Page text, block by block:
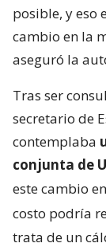
posible, y eso
cambio en la
aseguró la
Tras ser
secretario de
contemplaba
conjunta de
este cambio
costo podría
trata de un